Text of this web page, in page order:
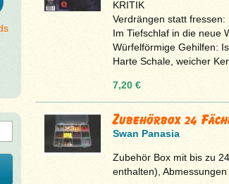
KRITIK
Verdrängen statt fressen:
Im Tiefschlaf in die neue
Würfelförmige Gehilfen:
Harte Schale, weicher
7,20 €
Zubehörbox 24
Swan Panasia
Zubehör Box mit bis zu
enthalten), Abmessungen